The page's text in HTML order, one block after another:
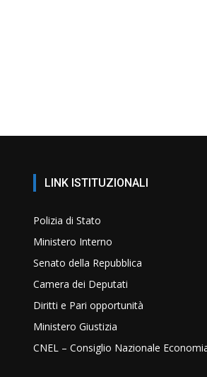
LINK ISTITUZIONALI
Polizia di Stato
Ministero Interno
Senato della Repubblica
Camera dei Deputati
Diritti e Pari opportunità
Ministero Giustizia
CNEL – Consiglio Nazionale